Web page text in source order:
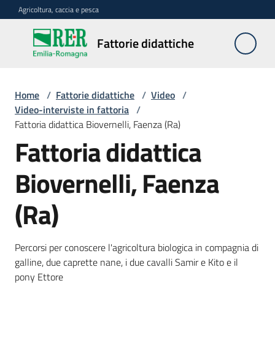
Vai al contenuto
Vai alla navigazione
Vai al footer
Agricoltura, caccia e pesca
Fattorie didattiche
Fattorie
didattiche
Trova
sulla
Requisiti
necessari
Corsi
Home / Fattorie didattiche / Video /
Video-interviste in fattoria /
Fattoria didattica Biovernelli, Faenza (Ra)
Fattoria didattica
Biovernelli, Faenza
(Ra)
Percorsi per conoscere l'agricoltura biologica in compagnia di
galline, due caprette nane, i due cavalli Samir e Kito e il
pony Ettore